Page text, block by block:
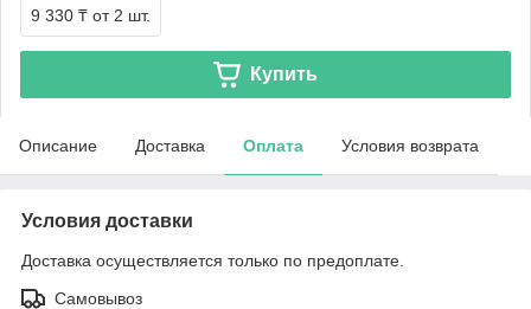
9 330 ₸ от 2 шт.
Купить
Описание Доставка Оплата Условия возврата
Условия доставки
Доставка осуществляется только по предоплате.
Самовывоз